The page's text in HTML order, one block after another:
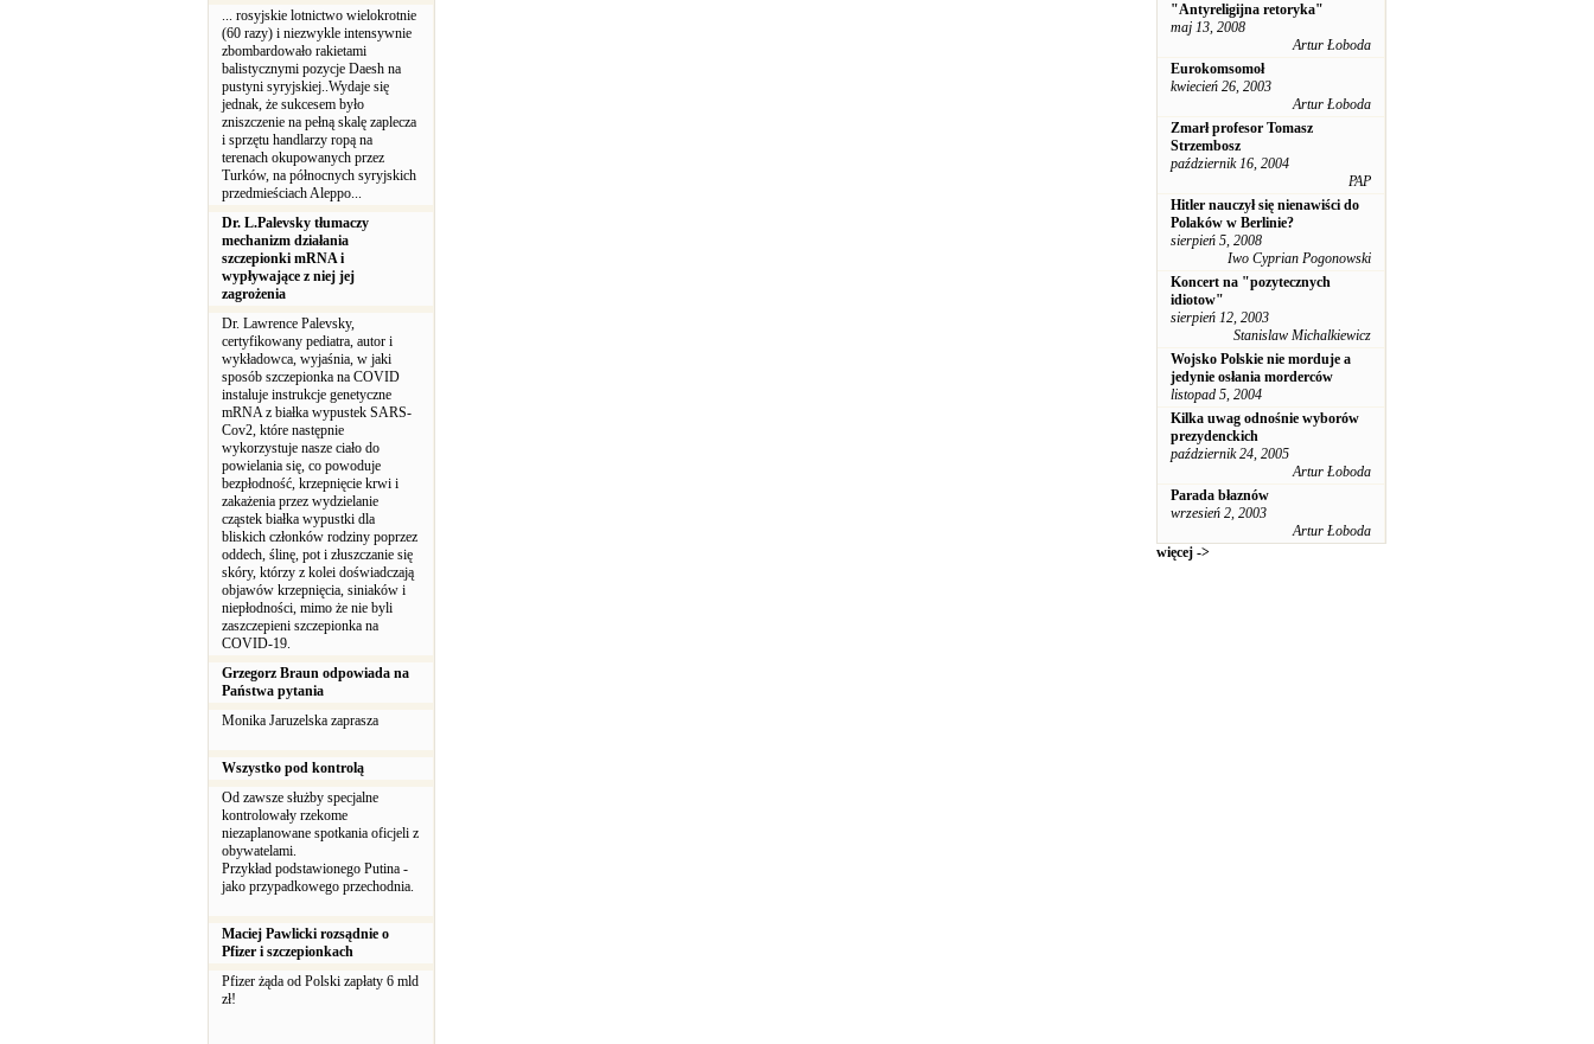
... rosyjskie lotnictwo wielokrotnie
(60 razy) i niezwykle intensywnie
zbombardowało rakietami
balistycznymi pozycje Daesh na
pustyni syryjskiej..Wydaje się
jednak, że sukcesem było
zniszczenie na pełną skalę zaplecza
i sprzętu handlarzy ropą na
terenach okupowanych przez
Turków, na północnych syryjskich
przedmieściach Aleppo...
Dr. L.Palevsky tłumaczy
mechanizm działania
szczepionki mRNA i
wypływające z niej jej
zagrożenia
Dr. Lawrence Palevsky,
certyfikowany pediatra, autor i
wykładowca, wyjaśnia, w jaki
sposób szczepionka na COVID
instaluje instrukcje genetyczne
mRNA z białka wypustek SARS-
Cov2, które następnie
wykorzystuje nasze ciało do
powielania się, co powoduje
bezpłodność, krzepnięcie krwi i
zakażenia przez wydzielanie
cząstek białka wypustki dla
bliskich członków rodziny poprzez
oddech, ślinę, pot i złuszczanie się
skóry, którzy z kolei doświadczają
objawów krzepnięcia, siniaków i
niepłodności, mimo że nie byli
zaszczepieni szczepionka na
COVID-19.
Grzegorz Braun odpowiada na
Państwa pytania
Monika Jaruzelska zaprasza
Wszystko pod kontrolą
Od zawsze służby specjalne
kontrolowały rzekome
niezaplanowane spotkania oficjeli z
obywatelami.
Przykład podstawionego Putina -
jako przypadkowego przechodnia.
Maciej Pawlicki rozsądnie o
Pfizer i szczepionkach
Pfizer żąda od Polski zapłaty 6 mld
zł!
"Antyreligijna retoryka"
maj 13, 2008
Artur Łoboda
Eurokomsomoł
kwiecień 26, 2003
Artur Łoboda
Zmarł profesor Tomasz
Strzembosz
październik 16, 2004
PAP
Hitler nauczył się nienawiści do
Polaków w Berlinie?
sierpień 5, 2008
Iwo Cyprian Pogonowski
Koncert na "pozytecznych
idiotow"
sierpień 12, 2003
Stanislaw Michalkiewicz
Wojsko Polskie nie morduje a
jedynie osłania morderców
listopad 5, 2004
Kilka uwag odnośnie wyborów
prezydenckich
październik 24, 2005
Artur Łoboda
Parada błaznów
wrzesień 2, 2003
Artur Łoboda
więcej ->